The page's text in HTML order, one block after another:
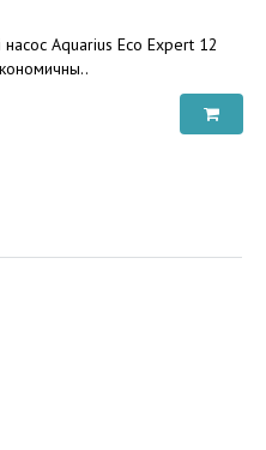
Aquarius Eco Expert 12